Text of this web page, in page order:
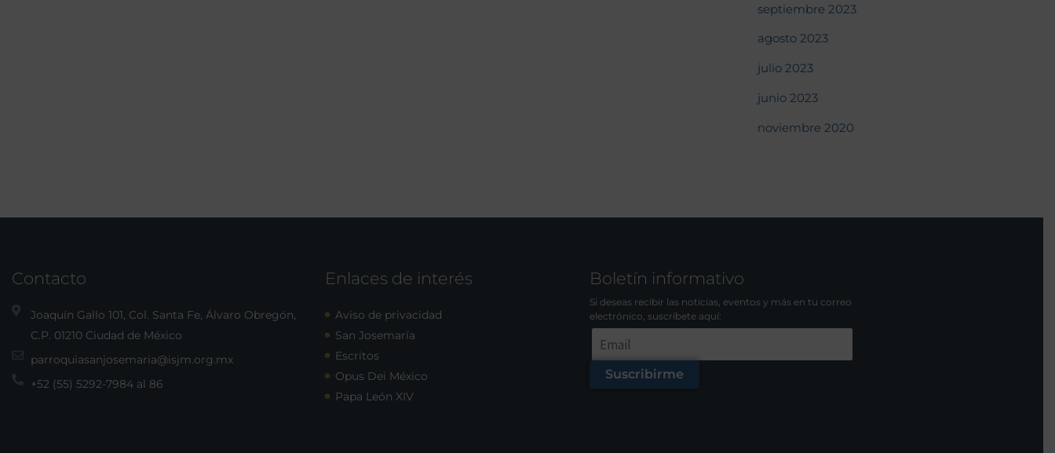
septiembre 2023
agosto 2023
julio 2023
junio 2023
noviembre 2020
Contacto
Joaquín Gallo 101, Col. Santa Fe, Álvaro Obregón,
C.P. 01210 Ciudad de México
parroquiasanjosemaria@isjm.org.mx
+52 (55) 5292-7984 al 86
Enlaces de interés
Aviso de privacidad
San Josemaría
Escritos
Opus Dei México
Papa León XIV
Boletín informativo
Si deseas recibir las noticias, eventos y más en tu correo
electrónico, suscríbete aquí:
Suscribirme